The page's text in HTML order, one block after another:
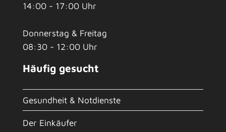
14:00 - 17:00 Uhr
Donnerstag & Freitag
08:30 - 12:00 Uhr
Häufig gesucht
Gesundheit & Notdienste
Der Einkäufer